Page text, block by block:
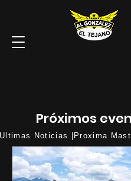
Ultimas Noticias |Proxima
Próximos